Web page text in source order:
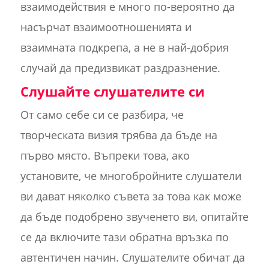
взаимодействия е много по-вероятно да
насърчат взаимоотношенията и
взаимната подкрепа, а не в най-добрия
случай да предизвикат раздразнение.
Слушайте слушателите си
От само себе си се разбира, че
творческата визия трябва да бъде на
първо място. Въпреки това, ако
установите, че многобройните слушатели
ви дават няколко съвета за това как може
да бъде подобрено звученето ви, опитайте
се да включите тази обратна връзка по
автентичен начин. Слушателите обичат да